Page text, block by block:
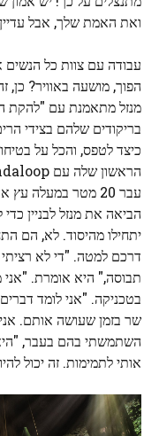
ואת האמת שלך, אבל
עבודה עם צוות כל הנשים
הפוך, מושעה באוויר? כן,
מנזל מתאמנת עם "להקת
בריקודים שלהם בצידי
כיצד לטפס, והכל על
עבר 20 מטר במעלה
הביאה את מנזל לבניין
יתחילו מהיסוד. לא, הם
דרכם למטה. "די לא
תבוסה," היא אומרת.
בטכניקה. "אני לומד
שר בזמן שעושה אותם.
השתמשתי בהם בעבר,
אותי לתמימות. זה יכול